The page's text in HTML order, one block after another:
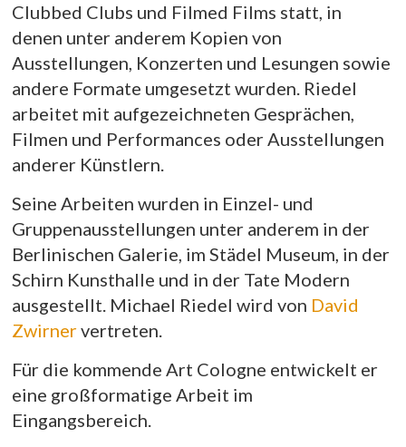
Clubbed Clubs und Filmed Films statt, in
denen unter anderem Kopien von
Ausstellungen, Konzerten und Lesungen sowie
andere Formate umgesetzt wurden. Riedel
arbeitet mit aufgezeichneten Gesprächen,
Filmen und Performances oder Ausstellungen
anderer Künstlern.
Seine Arbeiten wurden in Einzel- und
Gruppenausstellungen unter anderem in der
Berlinischen Galerie, im Städel Museum, in der
Schirn Kunsthalle und in der Tate Modern
ausgestellt. Michael Riedel wird von David
Zwirnervertreten.
Für die kommende Art Cologne entwickelt er
eine großformatige Arbeit im
Eingangsbereich.